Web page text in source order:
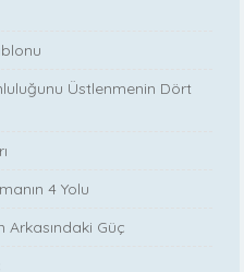
Üstlenmenin Dört
4 Yolu
Arkasındaki Güç